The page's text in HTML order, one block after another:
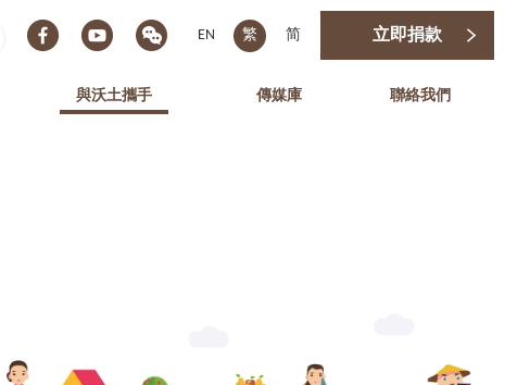
EN 繁 简 立即捐款
與沃土攜手 傳媒庫 聯絡我們